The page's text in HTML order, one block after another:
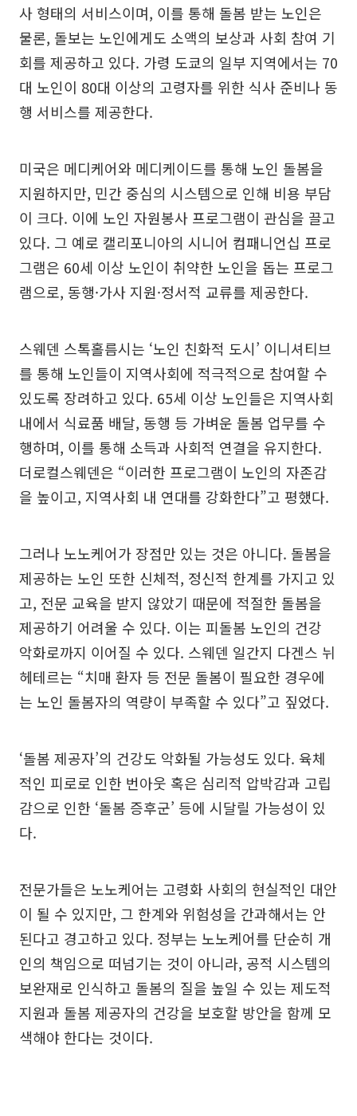
사 형태의 서비스이며, 이를 통해 돌봄 받는 노인은
물론, 돌보는 노인에게도 소액의 보상과 사회 참여 기
회를 제공하고 있다. 가령 도쿄의 일부 지역에서는 70
대 노인이 80대 이상의 고령자를 위한 식사 준비나 동
행 서비스를 제공한다.
미국은 메디케어와 메디케이드를 통해 노인 돌봄을
지원하지만, 민간 중심의 시스템으로 인해 비용 부담
이 크다. 이에 노인 자원봉사 프로그램이 관심을 끌고
있다. 그 예로 캘리포니아의 시니어 컴패니언십 프로
그램은 60세 이상 노인이 취약한 노인을 돕는 프로그
램으로, 동행·가사 지원·정서적 교류를 제공한다.
스웨덴 스톡홀름시는 ‘노인 친화적 도시’ 이니셔티브
를 통해 노인들이 지역사회에 적극적으로 참여할 수
있도록 장려하고 있다. 65세 이상 노인들은 지역사회
내에서 식료품 배달, 동행 등 가벼운 돌봄 업무를 수
행하며, 이를 통해 소득과 사회적 연결을 유지한다.
더로컬스웨덴은 “이러한 프로그램이 노인의 자존감
을 높이고, 지역사회 내 연대를 강화한다”고 평했다.
그러나 노노케어가 장점만 있는 것은 아니다. 돌봄을
제공하는 노인 또한 신체적, 정신적 한계를 가지고 있
고, 전문 교육을 받지 않았기 때문에 적절한 돌봄을
제공하기 어려울 수 있다. 이는 피돌봄 노인의 건강
악화로까지 이어질 수 있다. 스웨덴 일간지 다겐스 뉘
헤테르는 “치매 환자 등 전문 돌봄이 필요한 경우에
는 노인 돌봄자의 역량이 부족할 수 있다”고 짚었다.
‘돌봄 제공자’의 건강도 악화될 가능성도 있다. 육체
적인 피로로 인한 번아웃 혹은 심리적 압박감과 고립
감으로 인한 ‘돌봄 증후군’ 등에 시달릴 가능성이 있
다.
전문가들은 노노케어는 고령화 사회의 현실적인 대안
이 될 수 있지만, 그 한계와 위험성을 간과해서는 안
된다고 경고하고 있다. 정부는 노노케어를 단순히 개
인의 책임으로 떠넘기는 것이 아니라, 공적 시스템의
보완재로 인식하고 돌봄의 질을 높일 수 있는 제도적
지원과 돌봄 제공자의 건강을 보호할 방안을 함께 모
색해야 한다는 것이다.